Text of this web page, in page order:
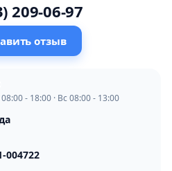
209-06-97
отзыв
- 18:00 · Вс 08:00 - 13:00
004722